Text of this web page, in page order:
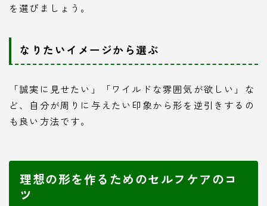
を選びましょう。
なりたいイメージから選ぶ
「誠実に見せたい」「ワイルドな雰囲気が欲しい」な
ど、自分が周りに与えたい印象から形を逆引きするの
も良い方法です。
理想の形を作るためのセルフケアのコ
ツ